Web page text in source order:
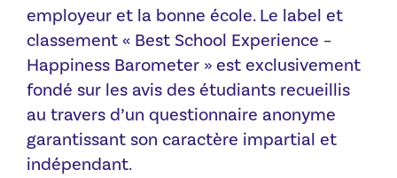
employeur et la bonne école. Le label et
classement « Best School Experience –
Happiness Barometer » est exclusivement
fondé sur les avis des étudiants recueillis
au travers d’un questionnaire anonyme
garantissant son caractère impartial et
indépendant.